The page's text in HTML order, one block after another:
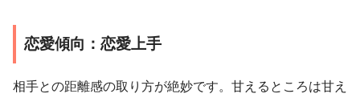
恋愛傾向：恋愛上手
相手との距離感の取り方が絶妙です。甘えるところは甘え